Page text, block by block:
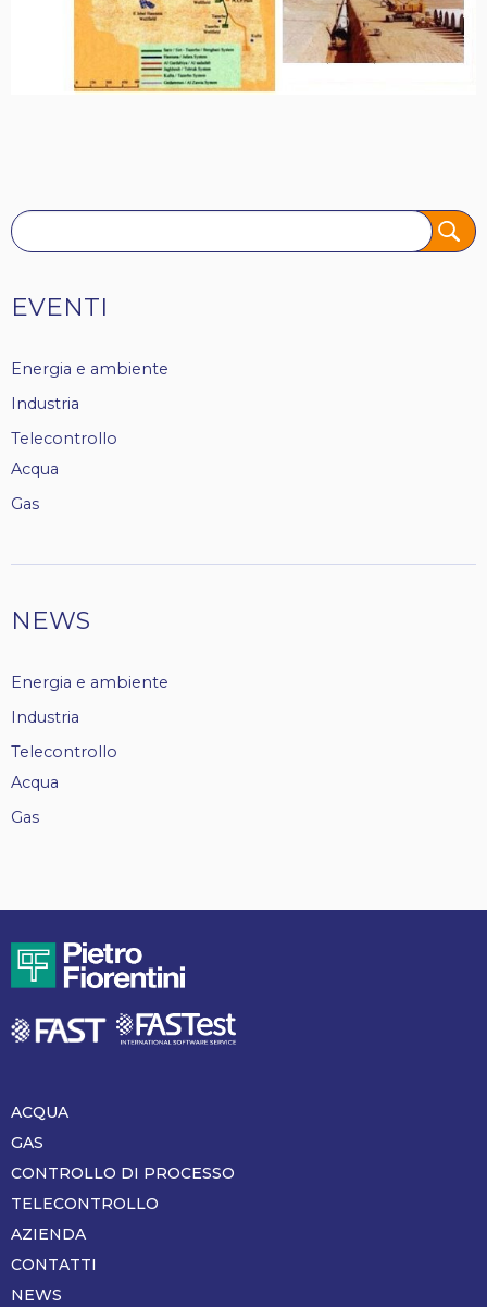
Tags
EVENTI
Energia e ambiente
Industria
Telecontrollo
Acqua
Gas
NEWS
Energia e ambiente
Industria
Telecontrollo
Acqua
Gas
Piè
di
pagina
ACQUA
GAS
CONTROLLO DI PROCESSO
TELECONTROLLO
AZIENDA
CONTATTI
NEWS